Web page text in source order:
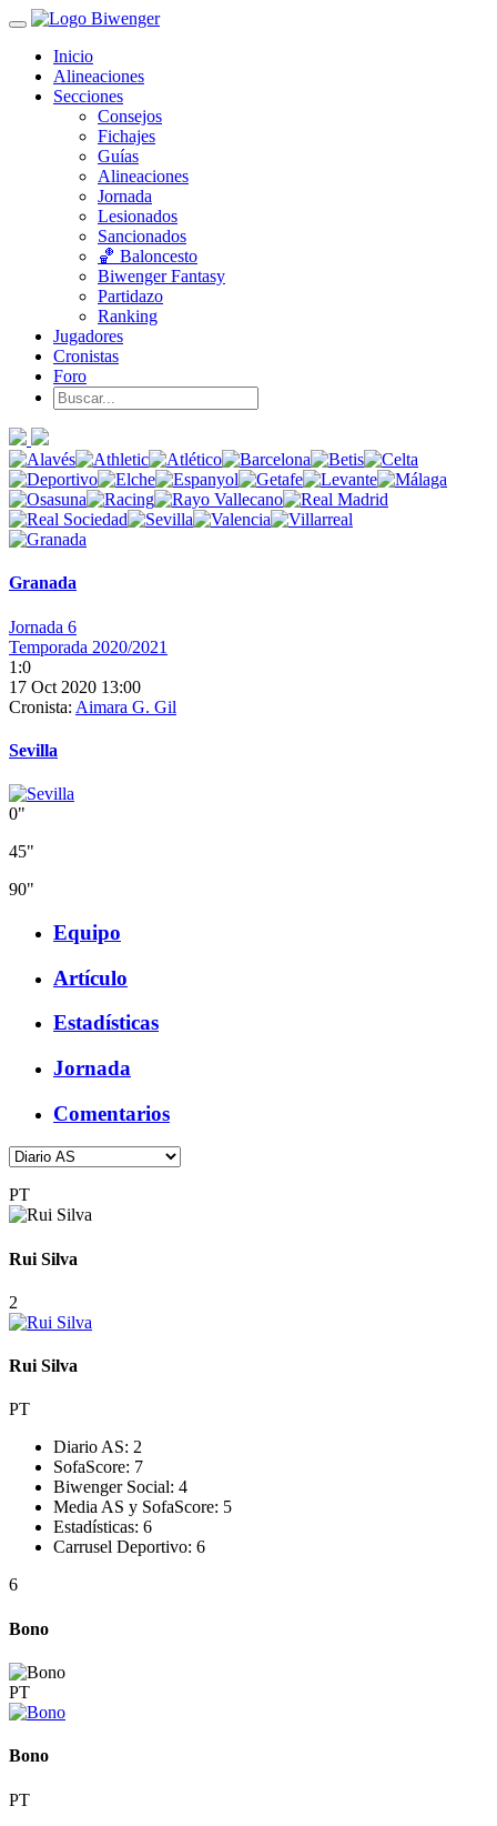
Inicio
Alineaciones
Secciones
Consejos
Fichajes
Guías
Alineaciones
Jornada
Lesionados
Sancionados
🏀 Baloncesto
Biwenger Fantasy
Partidazo
Ranking
Jugadores
Cronistas
Foro
Granada
Jornada 6
Temporada 2020/2021
1:0
17 Oct 2020 13:00
Cronista: Aimara G. Gil
Sevilla
0"
45"
90"
Equipo
Artículo
Estadísticas
Jornada
Comentarios
PT
Rui Silva
2
Rui Silva
PT
Diario AS: 2
SofaScore: 7
Biwenger Social: 4
Media AS y SofaScore: 5
Estadísticas: 6
Carrusel Deportivo: 6
6
Bono
PT
Bono
PT